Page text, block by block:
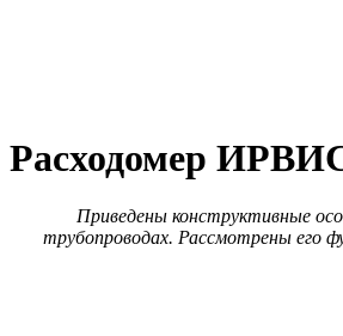
Расходомер
Приведены конструктивные
трубопроводах. Рассмотрены его